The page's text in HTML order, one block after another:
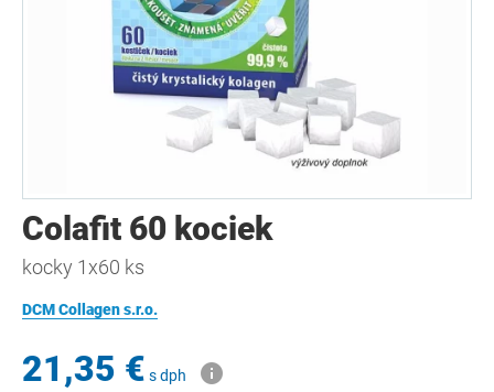
Colafit 60 kociek
kocky 1x60 ks
DCM Collagen s.r.o.
21,35 € s dph